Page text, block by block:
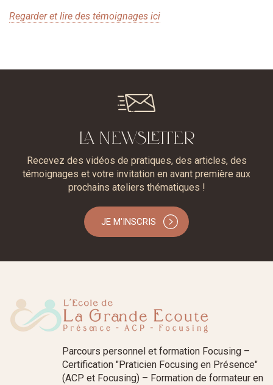
Regarder et lire des témoignages ici
LA NEWSLETTER
Recevez des vidéos de pratiques, des articles, des
témoignages et votre invitation en avant première aux
prochains ateliers thématiques !
JE M'INSCRIS
Parcours personnel et formation Focusing –
Certification "Praticien Focusing en Présence"
(ACP et Focusing) – Formation de formateur en